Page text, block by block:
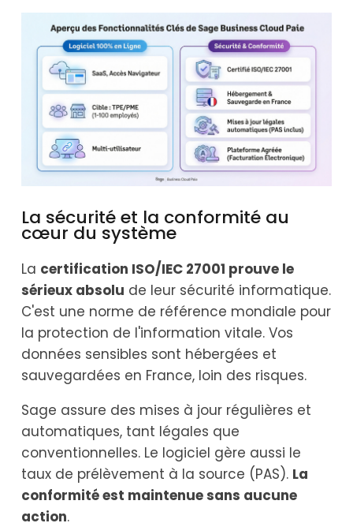
La sécurité et la conformité au
cœur du système
La certification ISO/IEC 27001 prouve le
sérieux absolu de leur sécurité informatique.
C'est une norme de référence mondiale pour
la protection de l'information vitale. Vos
données sensibles sont hébergées et
sauvegardées en France, loin des risques.
Sage assure des mises à jour régulières et
automatiques, tant légales que
conventionnelles. Le logiciel gère aussi le
taux de prélèvement à la source (PAS). La
conformité est maintenue sans aucune
action.